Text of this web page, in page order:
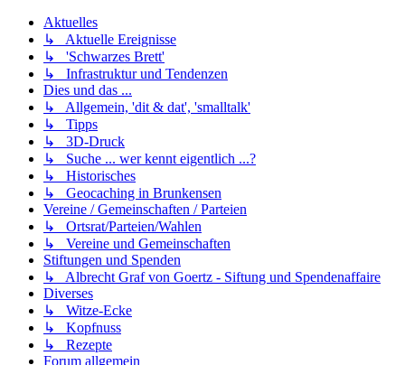
Aktuelles
↳ Aktuelle Ereignisse
↳ 'Schwarzes Brett'
↳ Infrastruktur und Tendenzen
Dies und das ...
↳ Allgemein, 'dit & dat', 'smalltalk'
↳ Tipps
↳ 3D-Druck
↳ Suche ... wer kennt eigentlich ...?
↳ Historisches
↳ Geocaching in Brunkensen
Vereine / Gemeinschaften / Parteien
↳ Ortsrat/Parteien/Wahlen
↳ Vereine und Gemeinschaften
Stiftungen und Spenden
↳ Albrecht Graf von Goertz - Siftung und Spendenaffaire
Diverses
↳ Witze-Ecke
↳ Kopfnuss
↳ Rezepte
Forum allgemein